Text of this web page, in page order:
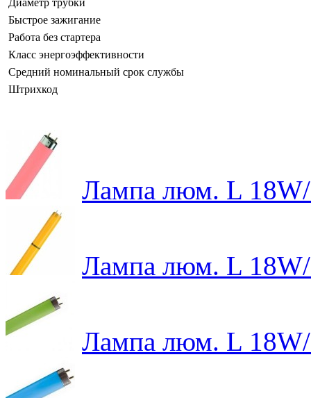
Быстрое зажигание
Работа без стартера
Класс энергоэффективности
Средний номинальный срок службы
Штрихкод
Лампа люм. L 18W/
Лампа люм. L
Лампа люм. L 18W/